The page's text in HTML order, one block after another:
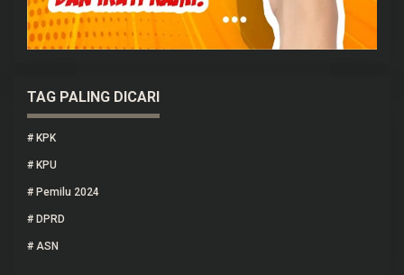
TAG PALING DICARI
# KPK
# KPU
# Pemilu 2024
# DPRD
# ASN